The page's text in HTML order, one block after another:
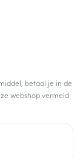
betaal je in de
webshop vermeld